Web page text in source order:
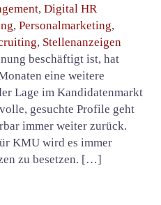
, Digital HR
, Personalmarketing,
, Stellenanzeigen
beschäftigt ist, hat
eine weitere
Lage im Kandidatenmarkt
gesuchte Profile geht
immer weiter zurück.
KMU wird es immer
zu besetzen. […]